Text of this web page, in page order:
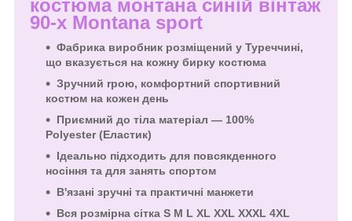
костюма монтана синій вінтаж
90-х Montana sport
Фабрика виробник розміщений у Туреччині,
що вказується на кожну бирку костюма
Зручний rрою, комфортний спортивний
костюм на кожен день
Приємний до тіла матеріал — 100%
Polyester(Еластик)
Ідеально підходить для повсякденного
носіння та для занять спортом
В'язані зручні та практичні манжети
Вся розмірна сітка S M L XL XXL XXXL 4XL